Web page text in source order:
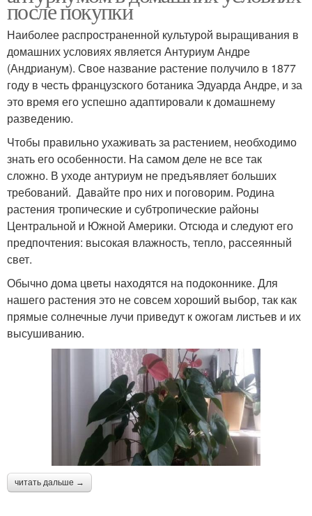
после покупки
Наиболее распространенной культурой выращивания в
домашних условиях является Антуриум Андре
(Андрианум). Свое название растение получило в 1877
году в честь французского ботаника Эдуарда Андре, и за
это время его успешно адаптировали к домашнему
разведению.
Чтобы правильно ухаживать за растением, необходимо
знать его особенности. На самом деле не все так
сложно. В уходе антуриум не предъявляет больших
требований. Давайте про них и поговорим. Родина
растения тропические и субтропические районы
Центральной и Южной Америки. Отсюда и следуют его
предпочтения: высокая влажность, тепло, рассеянный
свет.
Обычно дома цветы находятся на подоконнике. Для
нашего растения это не совсем хороший выбор, так как
прямые солнечные лучи приведут к ожогам листьев и их
высушиванию.
читать дальше →